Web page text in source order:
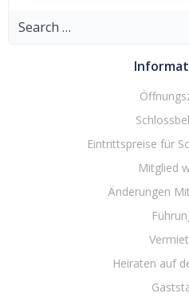
Search
Eintrittspreise für
Mitglied
Änderungen
Heiraten auf